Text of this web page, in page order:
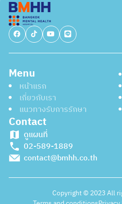
Menu
หน้าแรก
เกี่ยวกับเรา
แนวทางรับการรักษา
Contact
ดูแผนที่
02-589-1889
contact@bmhh.co.th
Copyright © 2023 All